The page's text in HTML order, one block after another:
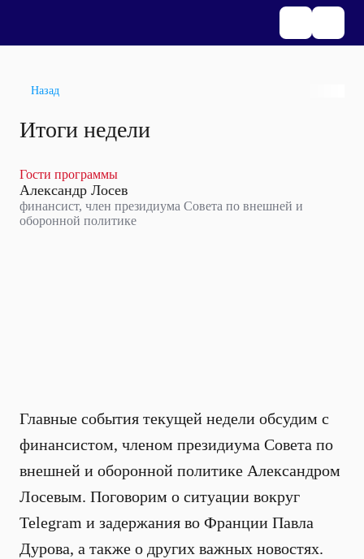
Назад
Итоги недели
Гости программы
Александр Лосев
финансист, член президиума Совета по внешней и
оборонной политике
Главные события текущей недели обсудим с
финансистом, членом президиума Совета по
внешней и оборонной политике Александром
Лосевым. Поговорим о ситуации вокруг
Telegram и задержания во Франции Павла
Дурова, а также о других важных новостях.